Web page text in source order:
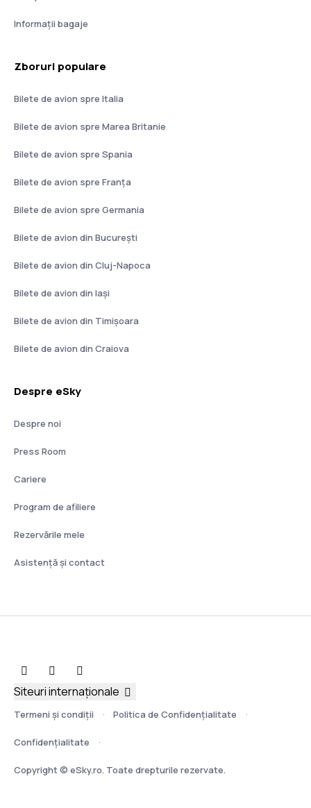
Informații bagaje
Zboruri populare
Bilete de avion spre Italia
Bilete de avion spre Marea Britanie
Bilete de avion spre Spania
Bilete de avion spre Franţa
Bilete de avion spre Germania
Bilete de avion din București
Bilete de avion din Cluj-Napoca
Bilete de avion din Iași
Bilete de avion din Timișoara
Bilete de avion din Craiova
Despre eSky
Despre noi
Press Room
Cariere
Program de afiliere
Rezervările mele
Asistenţă şi contact
Termeni şi condiţii Politica de Confidențialitate
Confidențialitate
Copyright © eSky.ro. Toate drepturile rezervate.
Siteuri internaționale